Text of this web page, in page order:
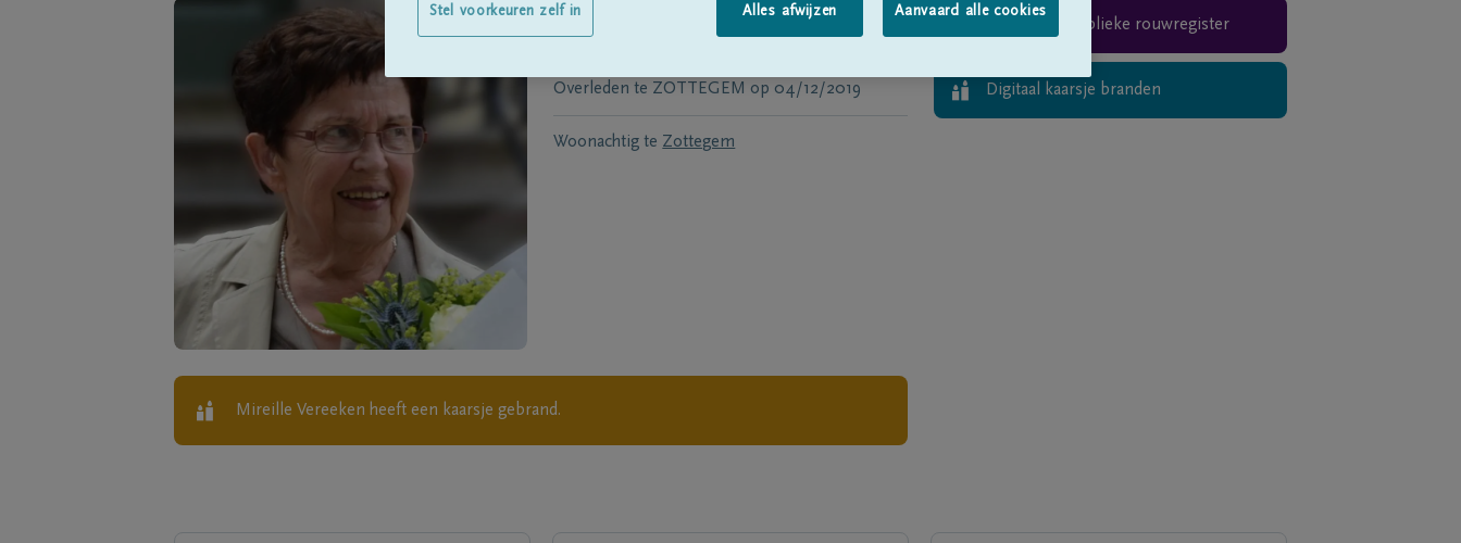
Geboren te Steenhuize-Wijnhuize op
09/01/1934
Overleden te ZOTTEGEM op 04/12/2019
Woonachtig te Zottegem
Mireille Vereeken heeft een kaarsje gebrand.
Teken het publieke rouwregister
Digitaal kaarsje branden
Alles afwijzen Aanvaard alle cookies
Stel voorkeuren zelf in